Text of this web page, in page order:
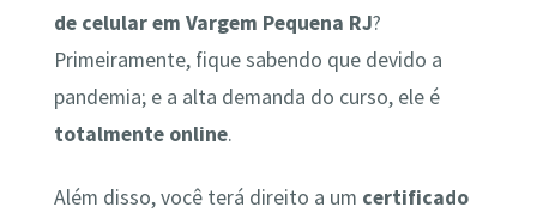
de celular em Vargem Pequena RJ?
Primeiramente, fique sabendo que devido a
pandemia; e a alta demanda do curso, ele é
totalmente online.
Além disso, você terá direito a um certificado